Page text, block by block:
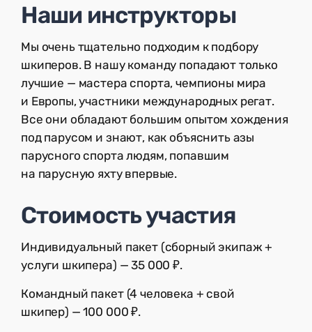
Наши инструкторы
Мы очень тщательно подходим к подбору
шкиперов. В нашу команду попадают только
лучшие — мастера спорта, чемпионы мира
и Европы, участники международных регат.
Все они обладают большим опытом хождения
под парусом и знают, как объяснить азы
парусного спорта людям, попавшим
на парусную яхту впервые.
Стоимость участия
Индивидуальный пакет (сборный экипаж +
услуги шкипера) — 35 000 ₽.
Командный пакет (4 человека + свой
шкипер) — 100 000 ₽.